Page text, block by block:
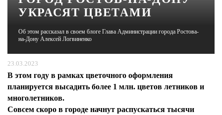
УКРАСЯТ ЦВЕТАМИ
Об этом рассказал в своем блоге Глава Администрации города Ростова-
на-Дону Алексей Логвиненко
23.03.2023
В этом году в рамках цветочного оформления
планируется высадить более 1 млн. цветов летников и
многолетников.
Совсем скоро в городе начнут распускаться тысячи